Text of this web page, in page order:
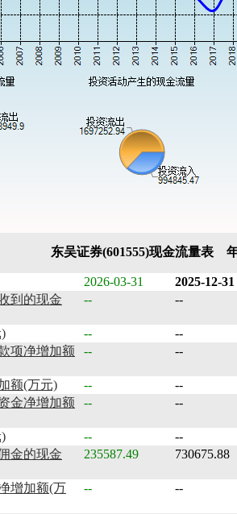
东吴证券(601555)现金流量表
2026-03-31
2025-12-31
到的现金
-- --
--
--
项净增加额
-- --
额(万元) --
--
金净增加额
-- --
--
--
金的现金
235587.49 730675.88
增加额(万
-- --